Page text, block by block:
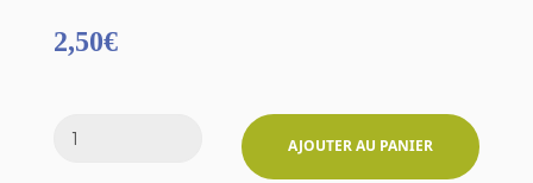
2,50€
AJOUTER AU PANIER